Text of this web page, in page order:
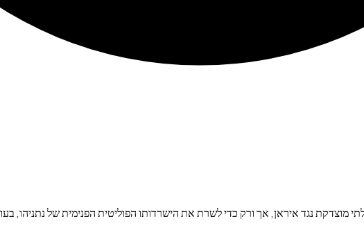
מוצדקת נגד איראן, אך ורק כדי לשרת את הישרדותו הפוליטית הפנימית של